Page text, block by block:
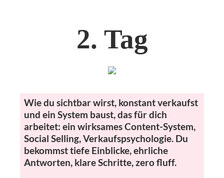
2. Tag
Wie du sichtbar wirst, konstant verkaufst
und ein System baust, das für dich
arbeitet: ein wirksames Content-System,
Social Selling, Verkaufspsychologie. Du
bekommst tiefe Einblicke, ehrliche
Antworten, klare Schritte, zero fluff.